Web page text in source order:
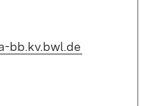
bb.kv.bwl.de